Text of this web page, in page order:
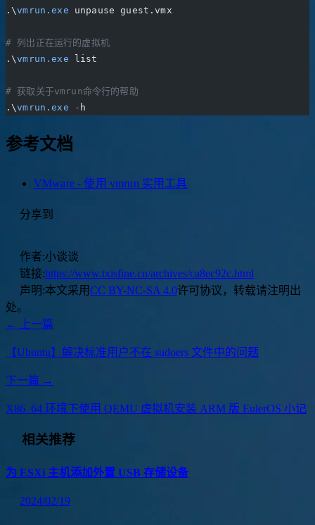
.\vmrun.exe unpause guest.vmx
# 列出正在运行的虚拟机
.\vmrun.exe list
# 获取关于vmrun命令行的帮助
.\vmrun.exe - h
参考文档
VMware - 使用 vmrun 实用工具
分享到
作者:小谈谈
链接:https://www.txisfine.cn/archives/ca8ec92c.html
声明:本文采用CC BY-NC-SA 4.0许可协议，转载请注明出
处。
← 上一篇
【Ubuntu】解决标准用户不在 sudoers 文件中的问题
下一篇 →
X86_64 环境下使用 QEMU 虚拟机安装 ARM 版 EulerOS 小记
相关推荐
为 ESXi 主机添加外置 USB 存储设备
2024/02/19